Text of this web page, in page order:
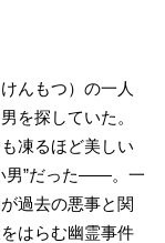
んもつ）の一人
を探していた。
凍るほど美しい
男”だった――。一
過去の悪事と関
はらむ幽霊事件